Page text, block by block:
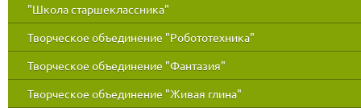
"Школа старшеклассника"
Творческое объединение "Робототехника"
Творческое объединение "Фантазия"
Творческое объединение "Живая глина"